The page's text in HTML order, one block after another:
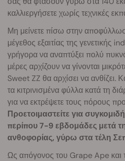
καλλιεργήσετε χωρίς τεχνικές
Μη μείνετε πίσω στην
μέγεθος εξαιτίας της γενετικής
γρήγορα να αναπτύξει πολύ
μέρες αρχίζουν να γίνονται
Sweet ZZ θα αρχίσει να ανθίζει.
τα κιτρινισμένα φύλλα κατά τη
για να εκτρέψετε τους πόρους
Προετοιμαστείτε για
περίπου 7-9 εβδομάδες μετά
ανθοφορίας, γύρω στα τέλη
Ως απόγονος του Grape Ape